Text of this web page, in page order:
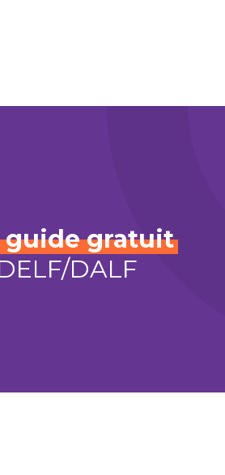
guide gratuit
DALF